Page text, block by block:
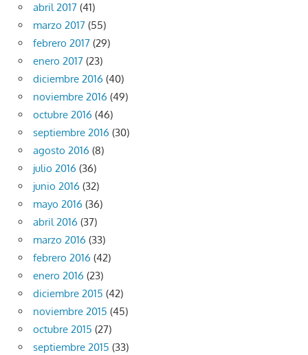
abril 2017 (41)
marzo 2017 (55)
febrero 2017 (29)
enero 2017 (23)
diciembre 2016 (40)
noviembre 2016 (49)
octubre 2016 (46)
septiembre 2016 (30)
agosto 2016 (8)
julio 2016 (36)
junio 2016 (32)
mayo 2016 (36)
abril 2016 (37)
marzo 2016 (33)
febrero 2016 (42)
enero 2016 (23)
diciembre 2015 (42)
noviembre 2015 (45)
octubre 2015 (27)
septiembre 2015 (33)